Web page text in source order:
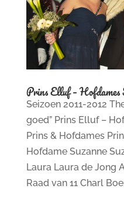
Prins Elluf – Hofdames
Seizoen 2011-2012
goed” Prins Elluf –
Prins & Hofdames
Hofdame Suzanne
Laura Laura de Jong
Raad van 11 Charl